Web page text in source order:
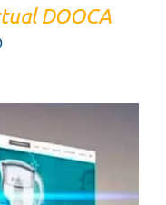
DOOCA